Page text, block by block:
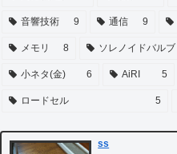
音響技術 9 通信 9
メモリ 8 ソレノイドバルブ
小ネタ(金) 6 AiRI 5
ロードセル 5
ss